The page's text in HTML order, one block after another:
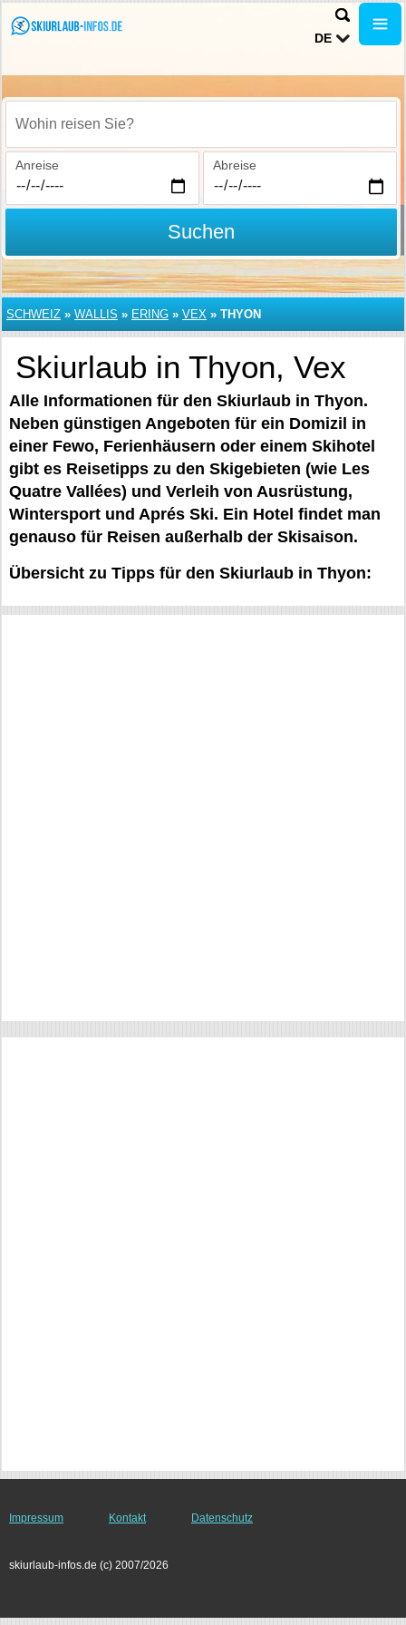
DE
Wohin reisen Sie?
Anreise Abreise
Suchen
SCHWEIZ » WALLIS » ERING » VEX » THYON
Skiurlaub in Thyon, Vex
Alle Informationen für den Skiurlaub in Thyon.
Neben günstigen Angeboten für ein Domizil in
einer Fewo, Ferienhäusern oder einem Skihotel
gibt es Reisetipps zu den Skigebieten (wie Les
Quatre Vallées) und Verleih von Ausrüstung,
Wintersport und Aprés Ski. Ein Hotel findet man
genauso für Reisen außerhalb der Skisaison.
Übersicht zu Tipps für den Skiurlaub in Thyon:
Impressum Kontakt Datenschutz
skiurlaub-infos.de (c) 2007/2026